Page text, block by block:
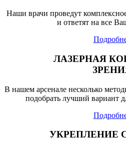
Наши врачи проведут
и ответят на все
ЛАЗЕРНАЯ
В нашем арсенале несколько
подобрать лучший вариант
УКРЕПЛЕНИЕ